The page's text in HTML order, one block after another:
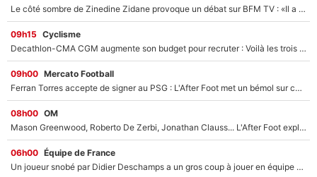
Le côté sombre de Zinedine Zidane provoque un débat sur BFM TV : «Il a pris 14 cartons rouges»
09h15 Cyclisme
Decathlon-CMA CGM augmente son budget pour recruter : Voilà les trois premiers coureurs qui font rejoindre Paul Seixas en 2027 !
09h00 Mercato Football
Ferran Torres accepte de signer au PSG : L'After Foot met un bémol sur ce transfert, le champion du monde va couter trop cher ?
08h00 OM
Mason Greenwood, Roberto De Zerbi, Jonathan Clauss... L'After Foot explique pourquoi Medhi Benatia a craqué à l'OM !
06h00 Équipe de France
Un joueur snobé par Didier Deschamps a un gros coup à jouer en équipe de France : Zinedine Zidane a trouvé son numéro 9 ?